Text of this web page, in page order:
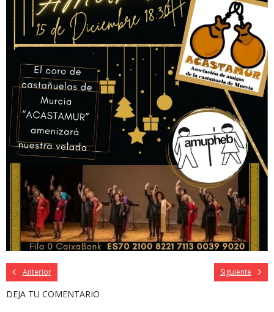
Anterior Siguiente
DEJA TU COMENTARIO